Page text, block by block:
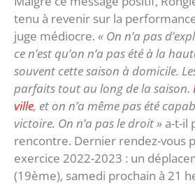
tenu à revenir sur la
juge médiocre. « On n’a pas
ce n’est qu’on n’a pas été à la
souvent cette saison à domicile.
parfaits tout au long de la saison.
ville, et on n’a même pas été
victoire. On n’a pas le droit » a-t-il
rencontre. Dernier rendez-vous
exercice 2022-2023 : un
(19ème), samedi prochain à 21